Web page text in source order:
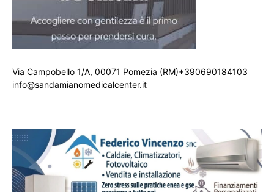
Via Campobello 1/A, 00071 Pomezia (RM)+390690184103
info@sandamianomedicalcenter.it